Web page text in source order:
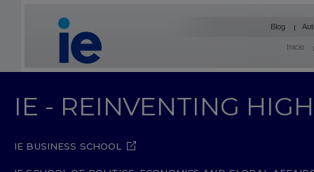
Blog
Inicio
IE - REINVENTING
IE BUSINESS SCHOOL